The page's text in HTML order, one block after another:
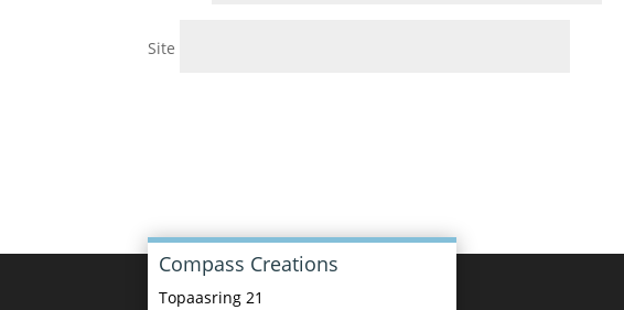
Site
Compass Creations
Topaasring 21